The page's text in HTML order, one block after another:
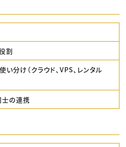
割
分け（クラウド、VPS、レンタル
士の連携